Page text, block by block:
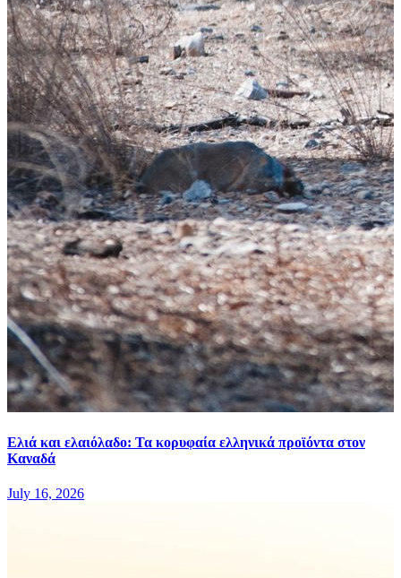
Ελιά και ελαιόλαδο: Τα κορυφαία ελληνικά προϊόντα στον
Καναδά
July 16, 2026